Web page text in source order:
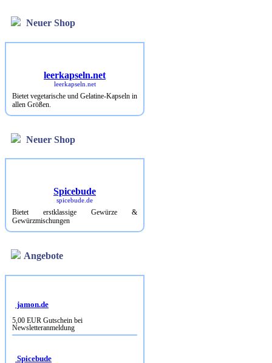
Neuer Shop
leerkapseln.net
Bietet vegetarische und Gelatine-Kapseln in
allen Größen.
Bietet erstklassige Gewürze &
Gewürzmischungen
5,00 EUR Gutschein bei
Newsletteranmeldung
Spicebude